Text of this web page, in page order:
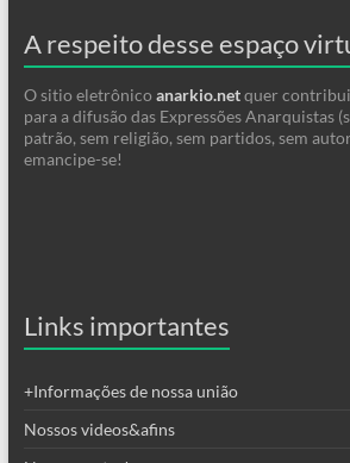
A respeito desse espaço
O sitio eletrônico anarkio.netquer
para a difusão das Expressões Anarquistas
patrão, sem religião, sem partidos, sem
emancipe-se!
Links importantes
+Informações de nossa união
Nossos videos&afins